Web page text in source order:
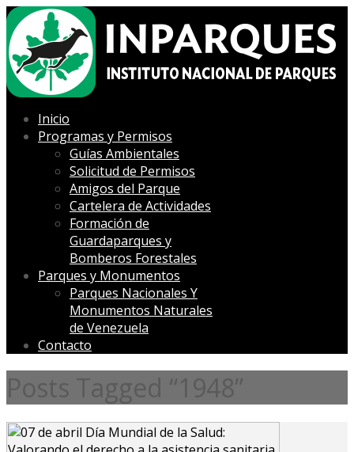
Inicio
Programas y Permisos
Guías Ambientales
Solicitud de Permisos
Amigos del Parque
Cartelera de Actividades
Formación de
Guardaparques y
Bomberos Forestales
Parques y Monumentos
Parques Nacionales Y
Monumentos Naturales
de Venezuela
Contacto
Posts Tagged “1948”